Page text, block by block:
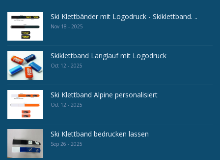
Ski Klettbänder mit Logodruck - Skiklettband. ..
Nov 18 - 2025
Skiklettband Langlauf mit Logodruck
Oct 12 - 2025
Ski Klettband Alpine personalisiert
Oct 12 - 2025
Ski Klettband bedrucken lassen
Sep 26 - 2025